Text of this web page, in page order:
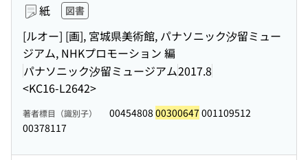
紙 図書
[ルオー] [画], 宮城県美術館, パナソニック汐留ミュー
ジアム, NHKプロモーション 編
パナソニック汐留ミュージアム2017.8
<KC16-L2642>
著者標目（識別子） 00454808 00300647 001109512
00378117